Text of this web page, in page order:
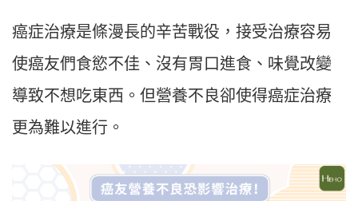
癌症治療是條漫長的辛苦戰役，接受治療容易
使癌友們食慾不佳、沒有胃口進食、味覺改變
導致不想吃東西。但營養不良卻使得癌症治療
更為難以進行。